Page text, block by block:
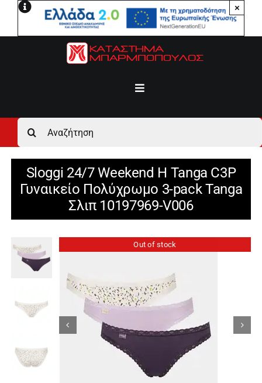
Μετάβαση
×
Toggle
Αρχική
Ανδρικά
Γυναικεία
Κορίτσι
Εσώρουχα
Είδη Παρέλασης
Αναζήτηση
για:
Sloggi 24/7 Weekend H Tanga C3P
Γυναικείο Πολύχρωμο 3-pack Tanga
Σλιπ 10197969-V006
Out of stock